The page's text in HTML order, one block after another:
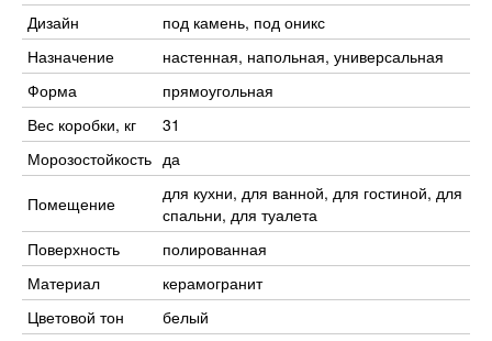
Дизайн
под камень, под оникс
Назначение
настенная, напольная, универсальная
Форма
прямоугольная
Вес коробки, кг
31
Морозостойкость да
Помещение
для кухни, для ванной, для гостиной, для
спальни, для туалета
Поверхность
полированная
Материал
керамогранит
Цветовой тон
белый